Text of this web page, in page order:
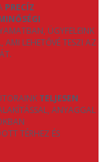
PRECÍZ
ÜGYFELEINK
LEHETŐVÉ TESZI AZ
TELJESEN
ANYAGGAL
TÉRHEZ ÉS